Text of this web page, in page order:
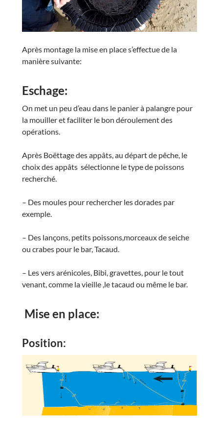
Après montage la mise en place s’effectue de la
manière suivante:
Eschage:
On met un peu d’eau dans le panier à palangre pour
la mouiller et faciliter le bon déroulement des
opérations.
Après Boëttage des appâts, au départ de pêche, le
choix des appâts sélectionne le type de poissons
recherché.
– Des moules pour rechercher les dorades par
exemple.
– Des lançons, petits poissons,morceaux de seiche
ou crabes pour le bar, Tacaud.
– Les vers arénicoles, Bibi, gravettes, pour le tout
venant, comme la vieille ,le tacaud ou même le bar.
Mise en place:
Position: